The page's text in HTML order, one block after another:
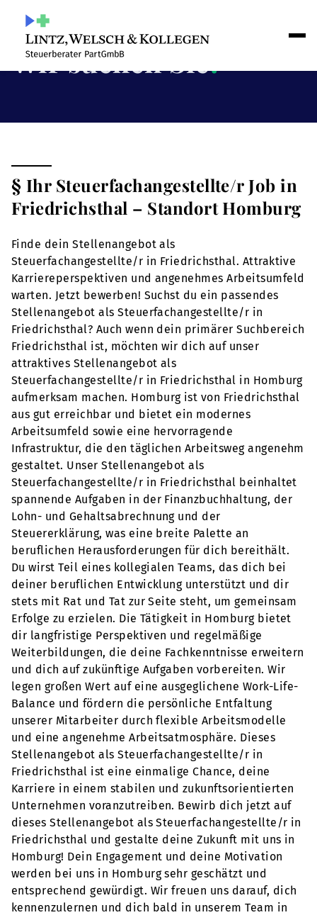
Wir suchen Sie!
§ Ihr Steuerfachangestellte/r Job in
Friedrichsthal – Standort Homburg
Finde dein Stellenangebot als
Steuerfachangestellte/r in Friedrichsthal. Attraktive
Karriereperspektiven und angenehmes Arbeitsumfeld
warten. Jetzt bewerben! Suchst du ein passendes
Stellenangebot als Steuerfachangestellte/r in
Friedrichsthal? Auch wenn dein primärer Suchbereich
Friedrichsthal ist, möchten wir dich auf unser
attraktives Stellenangebot als
Steuerfachangestellte/r in Friedrichsthal in Homburg
aufmerksam machen. Homburg ist von Friedrichsthal
aus gut erreichbar und bietet ein modernes
Arbeitsumfeld sowie eine hervorragende
Infrastruktur, die den täglichen Arbeitsweg angenehm
gestaltet. Unser Stellenangebot als
Steuerfachangestellte/r in Friedrichsthal beinhaltet
spannende Aufgaben in der Finanzbuchhaltung, der
Lohn- und Gehaltsabrechnung und der
Steuererklärung, was eine breite Palette an
beruflichen Herausforderungen für dich bereithält.
Du wirst Teil eines kollegialen Teams, das dich bei
deiner beruflichen Entwicklung unterstützt und dir
stets mit Rat und Tat zur Seite steht, um gemeinsam
Erfolge zu erzielen. Die Tätigkeit in Homburg bietet
dir langfristige Perspektiven und regelmäßige
Weiterbildungen, die deine Fachkenntnisse erweitern
und dich auf zukünftige Aufgaben vorbereiten. Wir
legen großen Wert auf eine ausgeglichene Work-Life-
Balance und fördern die persönliche Entfaltung
unserer Mitarbeiter durch flexible Arbeitsmodelle
und eine angenehme Arbeitsatmosphäre. Dieses
Stellenangebot als Steuerfachangestellte/r in
Friedrichsthal ist eine einmalige Chance, deine
Karriere in einem stabilen und zukunftsorientierten
Unternehmen voranzutreiben. Bewirb dich jetzt auf
dieses Stellenangebot als Steuerfachangestellte/r in
Friedrichsthal und gestalte deine Zukunft mit uns in
Homburg! Dein Engagement und deine Motivation
werden bei uns in Homburg sehr geschätzt und
entsprechend gewürdigt. Wir freuen uns darauf, dich
kennenzulernen und dich bald in unserem Team in